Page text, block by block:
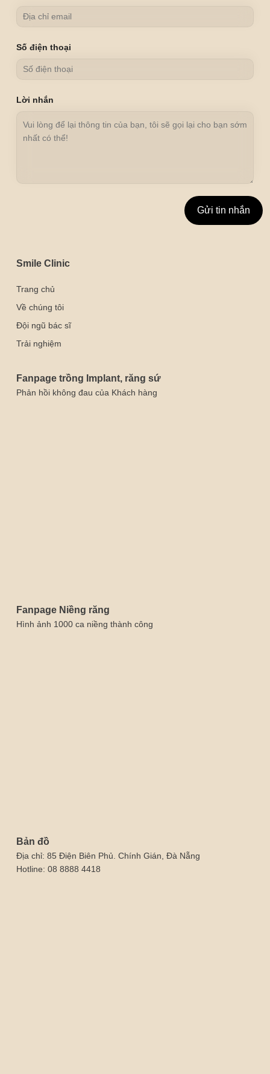
Số điện thoại
Lời nhắn
Smile Clinic
Trang chủ
Về chúng tôi
Đội ngũ bác sĩ
Trải nghiệm
Fanpage trồng Implant, răng sứ
Phản hồi không đau của Khách hàng
Fanpage Niềng răng
Hình ảnh 1000 ca niềng thành công
Bản đồ
Địa chỉ: 85 Điện Biên Phủ. Chính Gián, Đà Nẵng
Hotline: 08 8888 4418